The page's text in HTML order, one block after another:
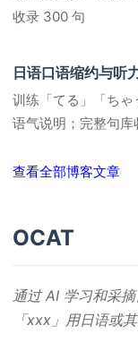
收录 300 句
日语口语缩约与听
训练「てる」「ち
语气说明；完整句
查看全部博客文章
OCAT
通过 AI 学习和采
「xxx」用日语或